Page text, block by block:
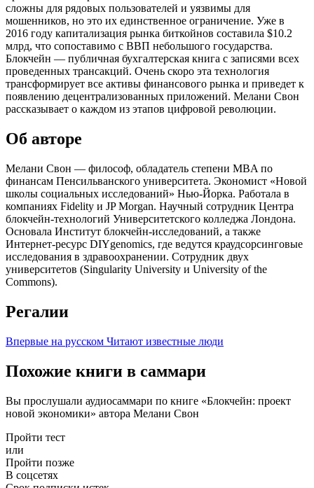
сложны для рядовых пользователей и уязвимы для
мошенников, но это их единственное ограничение. Уже в
2016 году капитализация рынка биткойнов составила $10.2
млрд, что сопоставимо с ВВП небольшого государства.
Блокчейн — публичная бухгалтерская книга с записями всех
проведенных трансакций. Очень скоро эта технология
трансформирует все активы финансового рынка и приведет к
появлению децентрализованных приложений. Мелани Свон
рассказывает о каждом из этапов цифровой революции.
Об авторе
Мелани Свон — философ, обладатель степени MBA по
финансам Пенсильванского университета. Экономист «Новой
школы социальных исследований» Нью-Йорка. Работала в
компаниях Fidelity и JP Morgan. Научный сотрудник Центра
блокчейн-технологий Университетского колледжа Лондона.
Основала Институт блокчейн-исследований, а также
Интернет-ресурс DIYgenomics, где ведутся краудсорсинговые
исследования в здравоохранении. Сотрудник двух
университетов (Singularity University и University of the
Commons).
Регалии
Впервые на русском Читают известные люди
Похожие книги в саммари
Вы прослушали аудиосаммари по книге «Блокчейн: проект
новой экономики» автора Мелани Свон
Пройти тест
или
Пройти позже
В соцсетях